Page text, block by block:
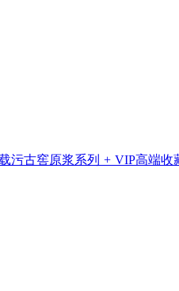
污古窖原浆系列 + VIP高端收